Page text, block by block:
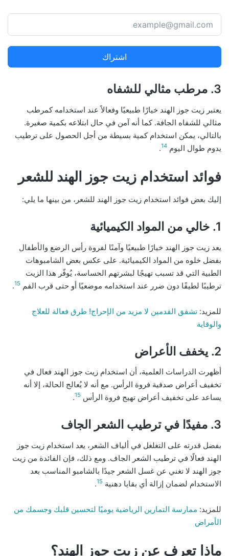
اشتراك
3. مرطب مثالي للشفاه
يعتبر زيت جوز الهند خيارًا طبيعيًا وفعالاً عند استخدامه كمرطب
مثالي للشفاه الجافة. كما أنه آمن في حال ابتلاعه بكمية صغيرة.
بالتالي، يمكن استخدام كمية بسيطة من أجل الحصول على ترطيب
يدوم طوال اليوم 14
.
فوائد استخدام زيت جوز الهند للشعر
إليك بعض فوائد استخدام زيت جوز الهند للشعر، من بينها ما يلي:
1. خالي من المواد الكيميائية
يعد زيت جوز الهند خيارًا طبيعيًا وآمنًا لفروة رأس الرضع والأطفال
بفضل خلوه من المواد الكيميائية. على عكس بعض الشامبوهات
الطبية التي قد تسبب تهيجًا لبشرتهم الحساسة، يُوفّر هذا الزيت
ترطيبًا لطيفًا دون ضرر عند استخدامه موضعيًا أو حتى قرب الفم 15
.
للمزيد: تشقق القدمين لا مزيد من الإحراج! طرق فعالة للعلاج
والوقاية
2. يخفف الأعراض
أظهرت الدراسات العلمية، أن استخدام زيت جوز الهند فعال في
تخفيف أعراض صدفية فروة الرأس. مع أنه لا يُعالج الحالة، إلا أنه
يساعد على تخفيف أعراض تهيج فروة الرأس 15
.
3. مفيدًا في ترطيب الشعر الجاف
بفضل قدرته على التغلغل في ألياف الشعر، يعد استخدام زيت جوز
الهند فعالًا في ترطيب الشعر الجاف. ومع ذلك، فإن الفائدة من زيت
جوز الهند لا تغني عن غسل الشعر جيدًا بالشامبو المناسب بعد
الاستخدام لضمان إزالة أي بقايا دهنية 15
.
للمزيد: ممارسة التمارين الرياضية يوميًا لتحسين قلبك وجسمك من
الأمراض
ماذا تعرف عن زيت جوز الهند؟